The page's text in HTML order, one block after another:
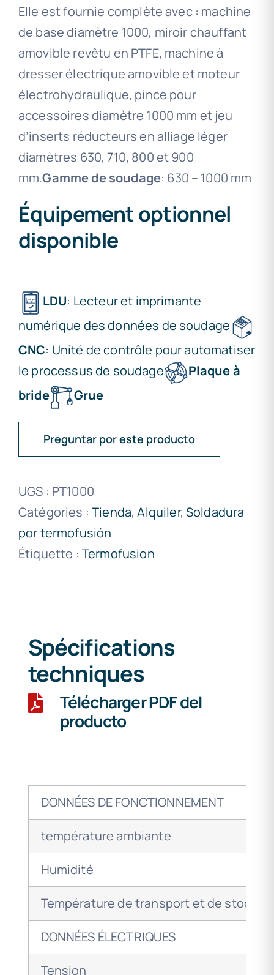
Elle est fournie complète avec : machine
de base diamètre 1000, miroir chauffant
amovible revêtu en PTFE, machine à
dresser électrique amovible et moteur
électrohydraulique, pince pour
accessoires diamètre 1000 mm et jeu
d’inserts réducteurs en alliage léger
diamètres 630, 710, 800 et 900
mm.Gamme de soudage: 630 – 1000 mm
Équipement optionnel
disponible
LDU: Lecteur et imprimante
numérique des données de soudage
CNC: Unité de contrôle pour automatiser
le processus de soudage
Plaque à
bride
Grue
Preguntar por este producto
UGS : PT1000
Catégories :Tienda,Alquiler, Soldadura
por termofusión
Étiquette : Termofusion
Spécifications
techniques
Télécharger PDF del
producto
DONNÉES DE FONCTIONNEMENT
température ambiante
Humidité
Température de transport et de
DONNÉES ÉLECTRIQUES
Tension